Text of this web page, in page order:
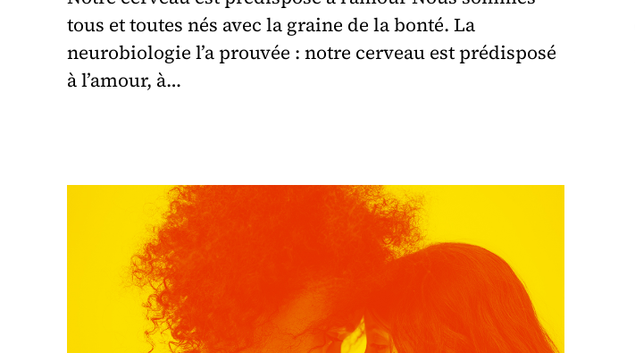
tous et toutes nés avec la graine de la bonté. La
neurobiologie l’a prouvée : notre cerveau est prédisposé
à l’amour, à…